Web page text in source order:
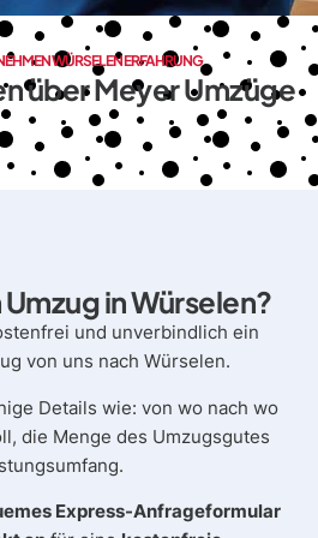
WÜRSELEN ERFAHRUNG
über Meyer Umzüge
in Würselen?
und unverbindlich ein
von uns nach Würselen.
Details wie: von wo nach wo
die Menge des Umzugsgutes
Express-Anfrageformular